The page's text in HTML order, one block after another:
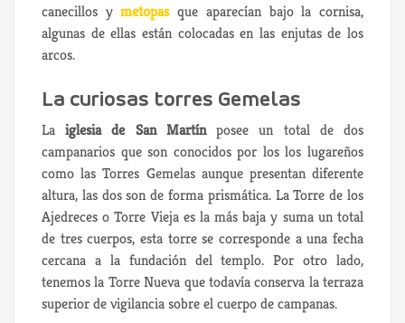
canecillos ymetopasque aparecían bajo la cornisa,
algunas de ellas están colocadas en las enjutas de los
arcos.
La curiosas torres Gemelas
La iglesia de San Martínposee un total de dos
campanarios que son conocidos por los los lugareños
como las Torres Gemelas aunque presentan diferente
altura, las dos son de forma prismática. La Torre de los
Ajedreces o Torre Vieja es la más baja y suma un total
de tres cuerpos, esta torre se corresponde a una fecha
cercana a la fundación del templo. Por otro lado,
tenemos la Torre Nueva que todavía conserva la terraza
superior de vigilancia sobre el cuerpo de campanas.